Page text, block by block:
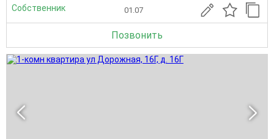
Собственник 01.07
Позвонить